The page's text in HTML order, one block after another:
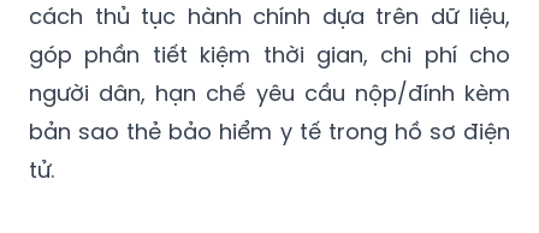
cách thủ tục hành chính dựa trên dữ liệu,
góp phần tiết kiệm thời gian, chi phí cho
người dân, hạn chế yêu cầu nộp/đính kèm
bản sao thẻ bảo hiểm y tế trong hồ sơ điện
tử.